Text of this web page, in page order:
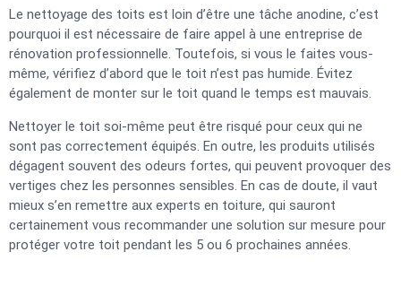
Le nettoyage des toits est loin d’être une tâche anodine, c’est
pourquoi il est nécessaire de faire appel à une entreprise de
rénovation professionnelle. Toutefois, si vous le faites vous-
même, vérifiez d’abord que le toit n’est pas humide. Évitez
également de monter sur le toit quand le temps est mauvais.
Nettoyer le toit soi-même peut être risqué pour ceux qui ne
sont pas correctement équipés. En outre, les produits utilisés
dégagent souvent des odeurs fortes, qui peuvent provoquer des
vertiges chez les personnes sensibles. En cas de doute, il vaut
mieux s’en remettre aux experts en toiture, qui sauront
certainement vous recommander une solution sur mesure pour
protéger votre toit pendant les 5 ou 6 prochaines années.